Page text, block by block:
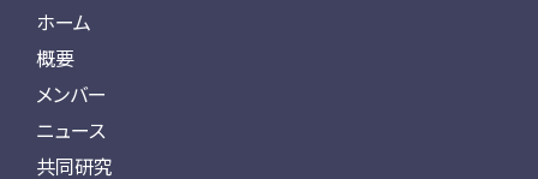
ホーム
概要
メンバー
ニュース
共同研究